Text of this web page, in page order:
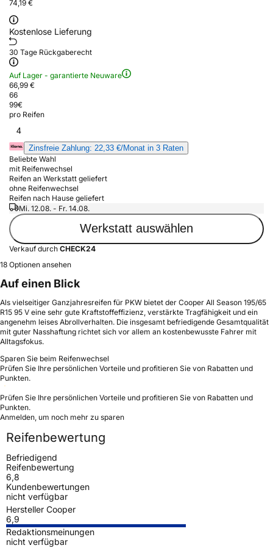
74,19 €
Kostenlose Lieferung
30 Tage Rückgaberecht
Auf Lager - garantierte Neuware
66,99 €
66
99€
pro Reifen
4
Zinsfreie Zahlung: 22,33 €/Monat in 3 Raten
Beliebte Wahl
mit Reifenwechsel
Reifen an Werkstatt geliefert
ohne Reifenwechsel
Reifen nach Hause geliefert
Mi. 12.08. - Fr. 14.08.
Werkstatt auswählen
Verkauf durch CHECK24
18 Optionen ansehen
Auf einen Blick
Als vielseitiger Ganzjahresreifen für PKW bietet der Cooper All Season 195/65
R15 95 V eine sehr gute Kraftstoffeffizienz, verstärkte Tragfähigkeit und ein
angenehm leises Abrollverhalten. Die insgesamt befriedigende Gesamtqualität
mit guter Nasshaftung richtet sich vor allem an kostenbewusste Fahrer mit
Alltagsfokus.
Sparen Sie beim Reifenwechsel
Prüfen Sie Ihre persönlichen Vorteile und profitieren Sie von Rabatten und
Punkten.
Prüfen Sie Ihre persönlichen Vorteile und profitieren Sie von Rabatten und
Punkten.
Anmelden, um noch mehr zu sparen
Reifenbewertung
Befriedigend
Reifenbewertung
6,8
Kundenbewertungen
nicht verfügbar
Hersteller Cooper
6,9
Redaktionsmeinungen
nicht verfügbar